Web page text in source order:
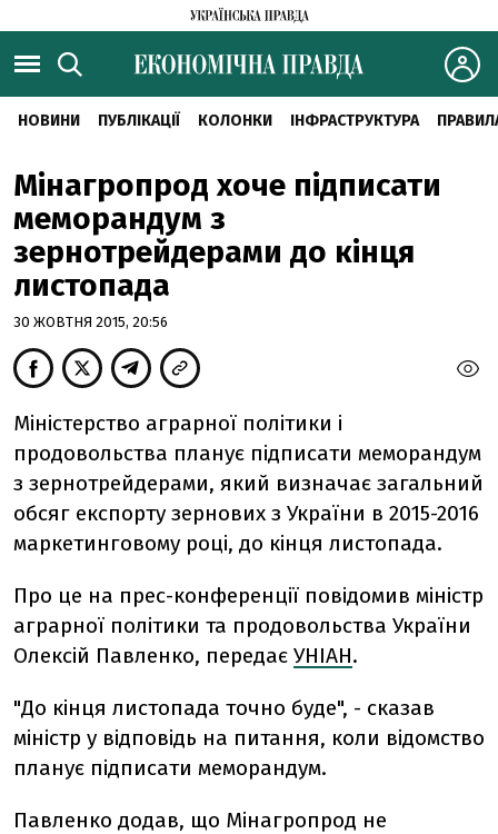
НОВИНИ ПУБЛІКАЦІЇ КОЛОНКИ ІНФРАСТРУКТУРА
Мінагропрод хоче підписати
меморандум з
зернотрейдерами до кінця
листопада
30 ЖОВТНЯ 2015, 20:56
Міністерство аграрної політики і
продовольства планує підписати меморандум
з зернотрейдерами, який визначає загальний
обсяг експорту зернових з України в 2015-2016
маркетинговому році, до кінця листопада.
Про це на прес-конференції повідомив міністр
аграрної політики та продовольства України
Олексій Павленко, передає УНІАН.
"До кінця листопада точно буде", - сказав
міністр у відповідь на питання, коли відомство
планує підписати меморандум.
Павленко додав, що Мінагропрод не